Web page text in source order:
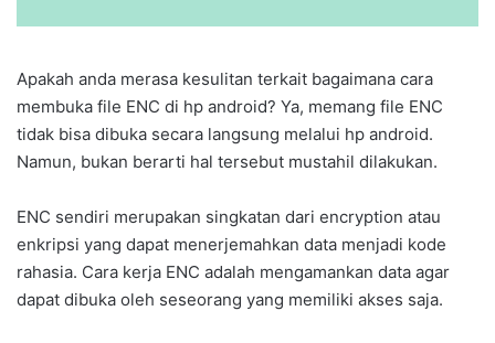
Apakah anda merasa kesulitan terkait bagaimana cara
membuka file ENC di hp android? Ya, memang file ENC
tidak bisa dibuka secara langsung melalui hp android.
Namun, bukan berarti hal tersebut mustahil dilakukan.
ENC sendiri merupakan singkatan dari encryption atau
enkripsi yang dapat menerjemahkan data menjadi kode
rahasia. Cara kerja ENC adalah mengamankan data agar
dapat dibuka oleh seseorang yang memiliki akses saja.